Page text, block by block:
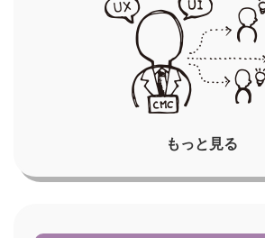
もっと見る